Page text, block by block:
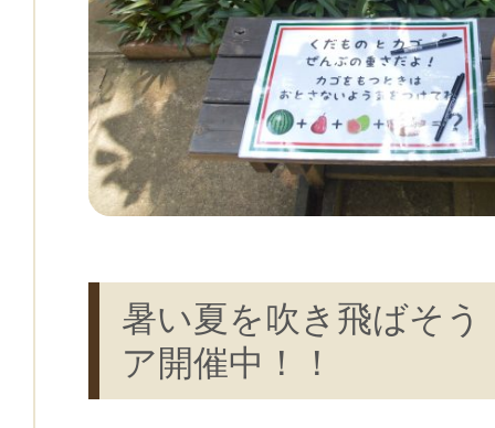
暑い夏を吹き飛ばそう
ア開催中！！